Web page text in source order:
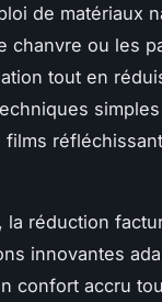
de matériaux
chanvre ou les
tout en
films
la réduction
innovantes
confort accru